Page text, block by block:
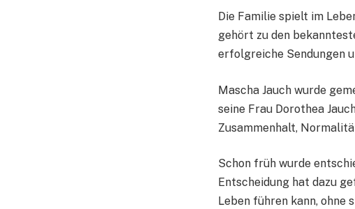
Die Familie spielt im
gehört zu den
erfolgreiche Sendungen
Mascha Jauch wurde
seine Frau Dorothea
Zusammenhalt,
Schon früh wurde
Entscheidung hat dazu
Leben führen kann, ohne